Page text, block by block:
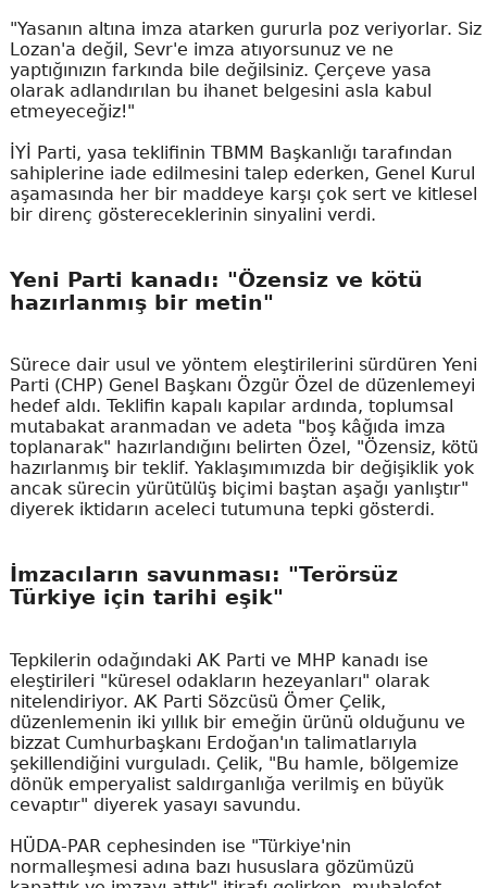
"Yasanın altına imza atarken gururla poz veriyorlar. Siz
Lozan'a değil, Sevr'e imza atıyorsunuz ve ne
yaptığınızın farkında bile değilsiniz. Çerçeve yasa
olarak adlandırılan bu ihanet belgesini asla kabul
etmeyeceğiz!"
İYİ Parti, yasa teklifinin TBMM Başkanlığı tarafından
sahiplerine iade edilmesini talep ederken, Genel Kurul
aşamasında her bir maddeye karşı çok sert ve kitlesel
bir direnç göstereceklerinin sinyalini verdi.
Yeni Parti kanadı: "Özensiz ve kötü
hazırlanmış bir metin"
Sürece dair usul ve yöntem eleştirilerini sürdüren Yeni
Parti (CHP) Genel Başkanı Özgür Özel de düzenlemeyi
hedef aldı. Teklifin kapalı kapılar ardında, toplumsal
mutabakat aranmadan ve adeta "boş kâğıda imza
toplanarak" hazırlandığını belirten Özel, "Özensiz, kötü
hazırlanmış bir teklif. Yaklaşımımızda bir değişiklik yok
ancak sürecin yürütülüş biçimi baştan aşağı yanlıştır"
diyerek iktidarın aceleci tutumuna tepki gösterdi.
İmzacıların savunması: "Terörsüz
Türkiye için tarihi eşik"
Tepkilerin odağındaki AK Parti ve MHP kanadı ise
eleştirileri "küresel odakların hezeyanları" olarak
nitelendiriyor. AK Parti Sözcüsü Ömer Çelik,
düzenlemenin iki yıllık bir emeğin ürünü olduğunu ve
bizzat Cumhurbaşkanı Erdoğan'ın talimatlarıyla
şekillendiğini vurguladı. Çelik, "Bu hamle, bölgemize
dönük emperyalist saldırganlığa verilmiş en büyük
cevaptır" diyerek yasayı savundu.
HÜDA-PAR cephesinden ise "Türkiye'nin
normalleşmesi adına bazı hususlara gözümüzü